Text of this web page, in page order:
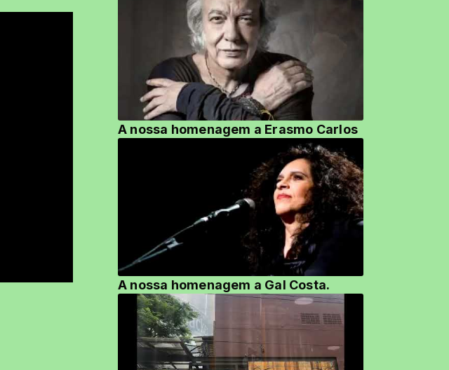
A nossa homenagem a Erasmo Carlos
A nossa homenagem a Gal Costa.